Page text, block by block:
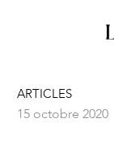
ARTICLES
15 octobre 2020